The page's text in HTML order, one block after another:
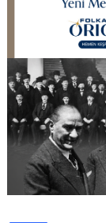
Çerez Politikası
Künye
Ankara
TBMM